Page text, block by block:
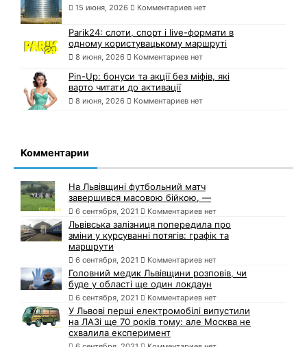
15 июня, 2026 Комментариев нет
Parik24: слоти, спорт і live-формати в
одному користувацькому маршруті
8 июня, 2026 Комментариев нет
Pin-Up: бонуси та акції без міфів, які
варто читати до активації
8 июня, 2026 Комментариев нет
Комментарии
На Львівщині футбольний матч
завершився масовою бійкою, —
6 сентября, 2021 Комментариев нет
Львівська залізниця попередила про
зміни у курсуванні потягів: графік та
маршрути
6 сентября, 2021 Комментариев нет
Головний медик Львівщини розповів, чи
буде у області ще один локдаун
6 сентября, 2021 Комментариев нет
У Львові перші електромобілі випустили
на ЛАЗі ще 70 років тому: але Москва не
схвалила експеримент